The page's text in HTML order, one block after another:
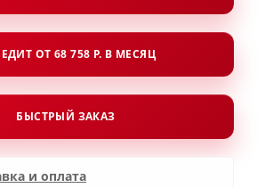
ОТ 68 758 Р. В МЕСЯЦ
БЫСТРЫЙ ЗАКАЗ
и оплата